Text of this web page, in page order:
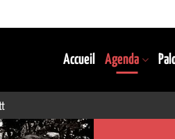
Accueil Agenda